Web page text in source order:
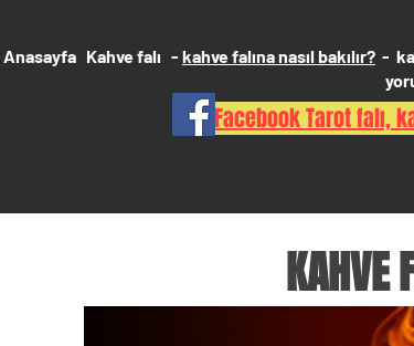
Anasayfa Kahve falı - kahve falına nasıl bakılır? -
Facebook Tarot falı,
KAHVE